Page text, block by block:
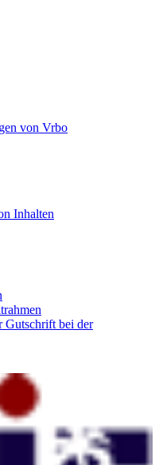
von Vrbo
Inhalten
Gutschrift bei der